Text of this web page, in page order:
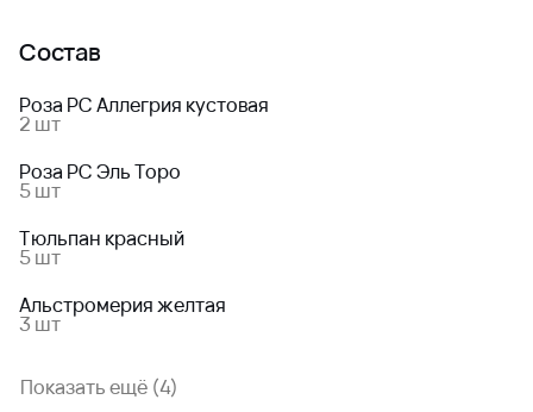
Состав
Роза РС Аллегрия кустовая
2 шт
Роза РС Эль Торо
5 шт
Тюльпан красный
5 шт
Альстромерия желтая
3 шт
Показать ещё (4)